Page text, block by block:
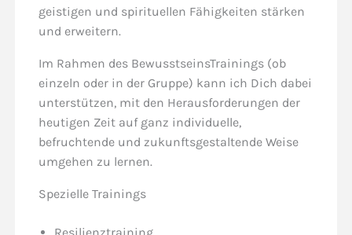
geistigen und spirituellen Fähigkeiten stärken
und erweitern.
Im Rahmen des BewusstseinsTrainings (ob
einzeln oder in der Gruppe) kann ich Dich dabei
unterstützen, mit den Herausforderungen der
heutigen Zeit auf ganz individuelle,
befruchtende und zukunftsgestaltende Weise
umgehen zu lernen.
Spezielle Trainings